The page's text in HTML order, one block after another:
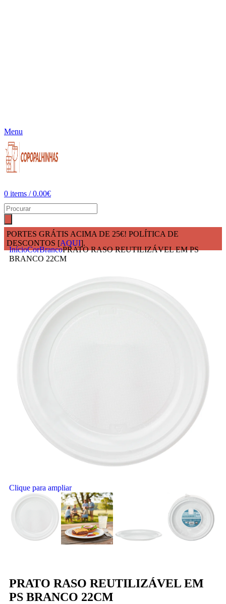
Menu
0 items / 0.00€
PORTES GRÁTIS ACIMA DE 25€! POLÍTICA DE
DESCONTOS [AQUI].
InícioCorBrancoPRATO RASO REUTILIZÁVEL EM PS
BRANCO 22CM
Clique para ampliar
PRATO RASO REUTILIZÁVEL EM
PS BRANCO 22CM